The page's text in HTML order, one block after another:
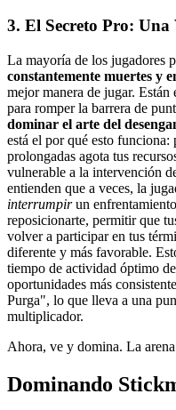
3. El Secreto Pro:
La mayoría de los jugadores
constantemente muertes y
mejor manera de jugar.
para romper la barrera de
dominar el arte del
está el por qué esto funciona:
prolongadas agota tus
vulnerable a la intervención
entienden que a veces, la
interrumpirun
reposicionarte, permitir que
volver a participar en tus
diferente y más favorable.
tiempo de actividad óptimo
oportunidades más
Purga", lo que lleva a una
multiplicador.
Ahora, ve y domina. La arena
Dominando